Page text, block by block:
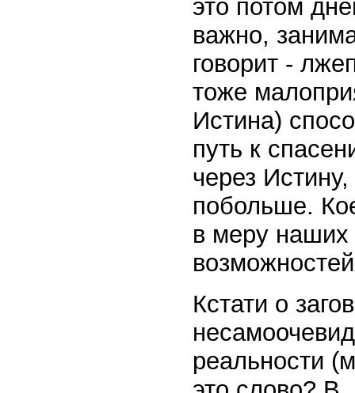
это потом
важно,
говорит -
тоже
Истина)
путь к
через
побольше.
в меру
Кстати о
реальности